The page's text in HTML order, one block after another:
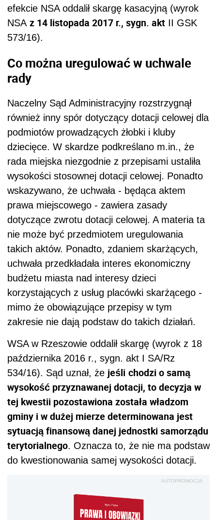
efekcie NSA oddalił skargę kasacyjną (wyrok
NSA z 14 listopada 2017 r., sygn. akt II GSK
573/16).
Co można uregulować w uchwale
rady
Naczelny Sąd Administracyjny rozstrzygnął
również inny spór dotyczący dotacji celowej dla
podmiotów prowadzących żłobki i kluby
dziecięce. W skardze podkreślano m.in., że
rada miejska niezgodnie z przepisami ustaliła
wysokości stosownej dotacji celowej. Ponadto
wskazywano, że uchwała - będąca aktem
prawa miejscowego - zawiera zasady
dotyczące zwrotu dotacji celowej. A materia ta
nie może być przedmiotem uregulowania
takich aktów. Ponadto, zdaniem skarżących,
uchwała przedkładała interes ekonomiczny
budżetu miasta nad interesy dzieci
korzystających z usług placówki skarżącego -
mimo że obowiązujące przepisy w tym
zakresie nie dają podstaw do takich działań.
WSA w Rzeszowie oddalił skargę (wyrok z 18
października 2016 r., sygn. akt I SA/Rz
534/16). Sąd uznał, że jeśli chodzi o samą
wysokość przyznawanej dotacji, to decyzja w
tej kwestii pozostawiona została władzom
gminy i w dużej mierze determinowana jest
sytuacją finansową danej jednostki samorządu
terytorialnego. Oznacza to, że nie ma podstaw
do kwestionowania samej wysokości dotacji.
AUTOPROMOCJA